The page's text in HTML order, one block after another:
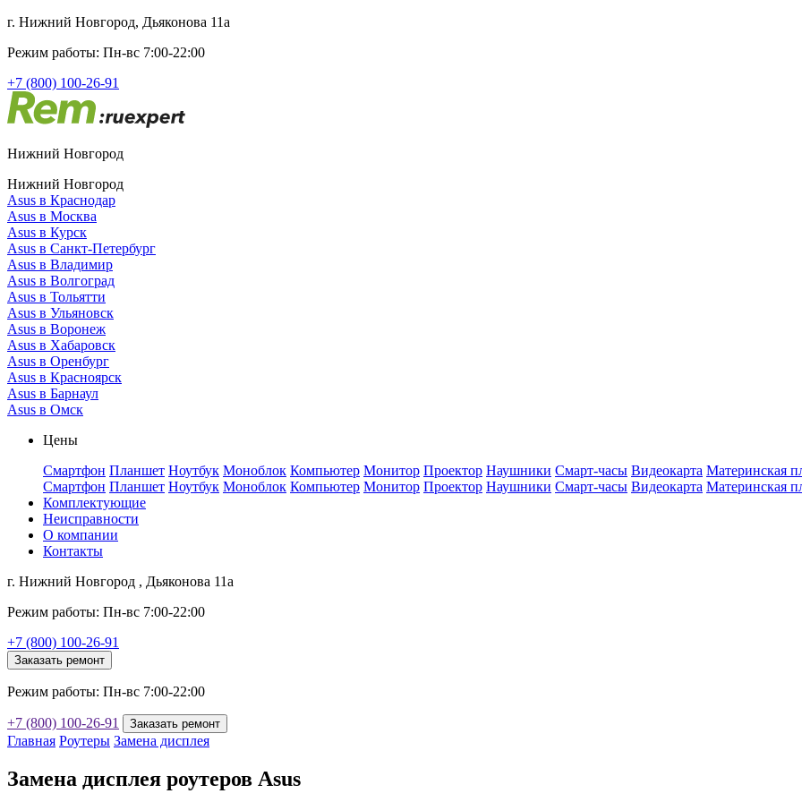
г. Нижний Новгород, Дьяконова 11а
Режим работы: Пн-вс 7:00-22:00
+7 (800) 100-26-91
Нижний Новгород
Нижний Новгород
Asus в Краснодар
Asus в Москва
Asus в Курск
Asus в Санкт-Петербург
Asus в Владимир
Asus в Волгоград
Asus в Тольятти
Asus в Ульяновск
Asus в Воронеж
Asus в Хабаровск
Asus в Оренбург
Asus в Красноярск
Asus в Барнаул
Asus в Омск
Цены
Смартфон Планшет Ноутбук Моноблок Компьютер Монитор Проектор Наушники Смарт-часы Видеокарта Материнская
Смартфон Планшет Ноутбук Моноблок Компьютер Монитор Проектор Наушники Смарт-часы Видеокарта Материнская
Комплектующие
Неисправности
О компании
Контакты
г. Нижний Новгород , Дьяконова 11а
Режим работы: Пн-вс 7:00-22:00
+7 (800) 100-26-91
Заказать ремонт
Режим работы: Пн-вс 7:00-22:00
+7 (800) 100-26-91 Заказать ремонт
Главная Роутеры Замена дисплея
Замена дисплея роутеров Asus